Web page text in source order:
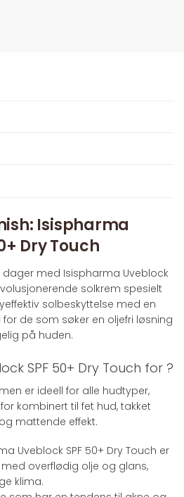
Isispharma
Dry Touch
med Isispharma Uveblock
solkrem spesielt
solbeskyttelse med en
de som søker en oljefri løsning
på huden.
SPF 50+ Dry Touch for ?
er ideell for alle hudtyper,
kombinert til fet hud, takket
mattende effekt.
Uveblock SPF 50+ Dry Touch er
overflødig olje og glans,
klima.